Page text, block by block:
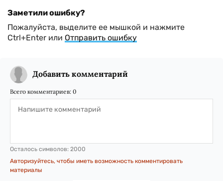
Заметили ошибку?
Пожалуйста, выделите ее мышкой и нажмите
Ctrl+Enter или Отправить ошибку
Добавить комментарий
Всего комментариев: 0
Осталось символов: 2000
Авторизуйтесь, чтобы иметь возможность комментировать
материалы